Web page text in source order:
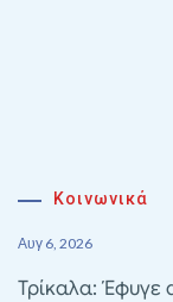
Κοινωνικά
Αυγ 6, 2026
Τρίκαλα: Έφυγε